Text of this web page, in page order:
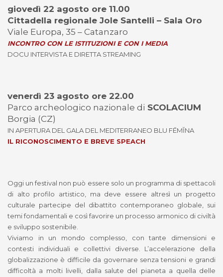
giovedì 22 agosto ore 11.00
Cittadella regionale Jole Santelli – Sala Oro
Viale Europa, 35 – Catanzaro
INCONTRO CON LE ISTITUZIONI E CON I MEDIA
DOCU INTERVISTA E DIRETTA STREAMING
venerdì 23 agosto ore 22.00
Parco archeologico nazionale di SCOLACIUM
Borgia (CZ)
IN APERTURA DEL GALA DEL MEDITERRANEO BLU FĒMĬNA
IL RICONOSCIMENTO E BREVE SPEACH
Oggi un festival non può essere solo un programma di spettacoli
di alto profilo artistico, ma deve essere altresì un progetto
culturale partecipe del dibattito contemporaneo globale, sui
temi fondamentali e così favorire un processo armonico di civiltà
e sviluppo sostenibile.
Viviamo in un mondo complesso, con tante dimensioni e
contesti individuali e collettivi diverse. L’accelerazione della
globalizzazione è difficile da governare senza tensioni e grandi
difficoltà a molti livelli, dalla salute del pianeta a quella delle